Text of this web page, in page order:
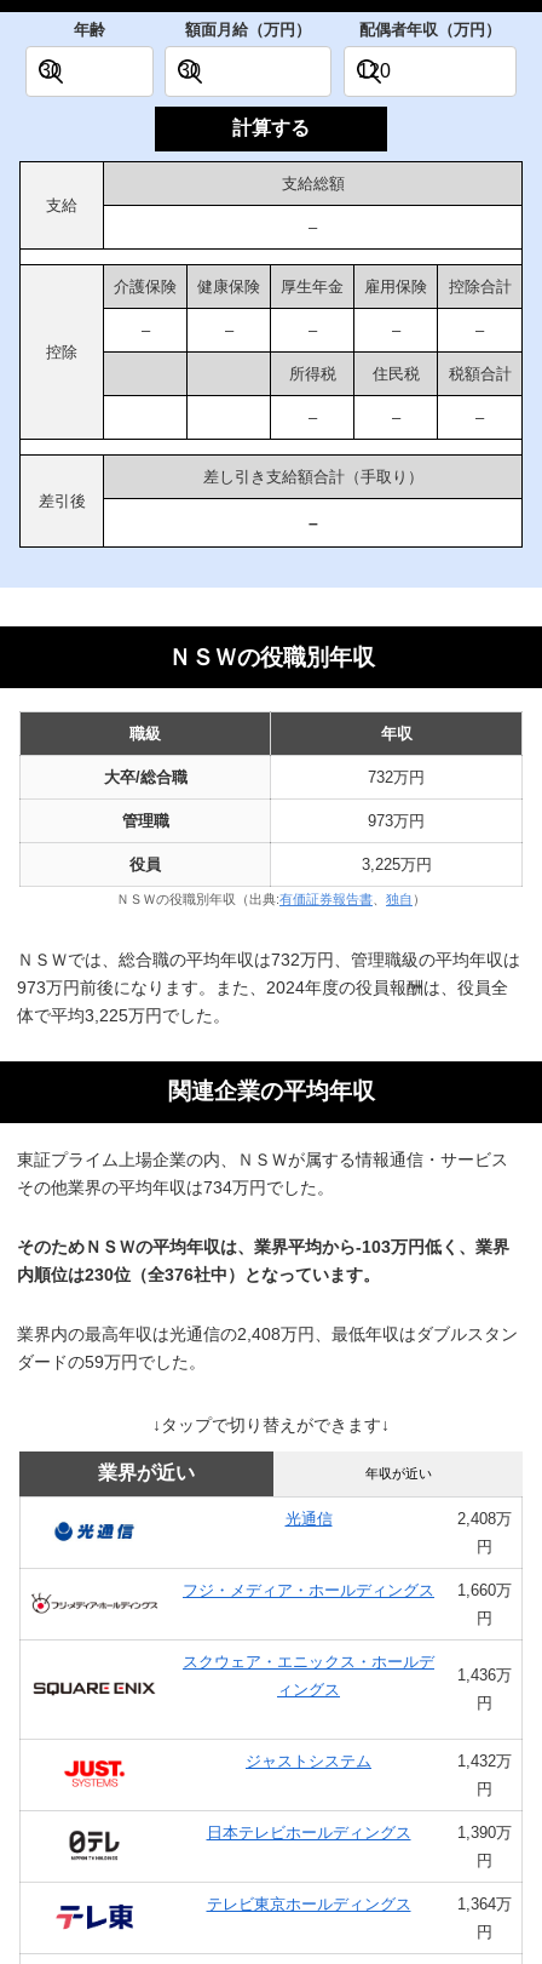
年齢 額面月給（万円） 配偶者年収（万円）
計算する
支給
支給総額
–
控除
介護保険 健康保険 厚生年金 雇用保険 控除合計
– – – – –
所得税 住民税 税額合計
– – –
差引後
差し引き支給額合計（手取り）
–
ＮＳＷの役職別年収
職級 年収
大卒/総合職 732万円
管理職 973万円
役員 3,225万円
ＮＳＷの役職別年収（出典:有価証券報告書 独自 ）
ＮＳＷでは、総合職の平均年収は732万円、管理職級の平均年収は
973万円前後になります。また、2024年度の役員報酬は、役員全
体で平均3,225万円でした。
関連企業の平均年収
東証プライム上場企業の内、ＮＳＷが属する情報通信・サービス
その他業界の平均年収は734万円でした。
そのためＮＳＷの平均年収は、業界平均から-103万円低く、業界
内順位は230位（全376社中）となっています。
業界内の最高年収は光通信の2,408万円、最低年収はダブルスタン
ダードの59万円でした。
↓タップで切り替えができます↓
業界が近い 年収が近い
光通信
2,408万
円
フジ・メディア・ホールディングス
1,660万
円
スクウェア・エニックス・ホールデ
ィングス
1,436万
円
ジャストシステム
1,432万
円
日本テレビホールディングス
1,390万
円
テレビ東京ホールディングス
1,364万
円